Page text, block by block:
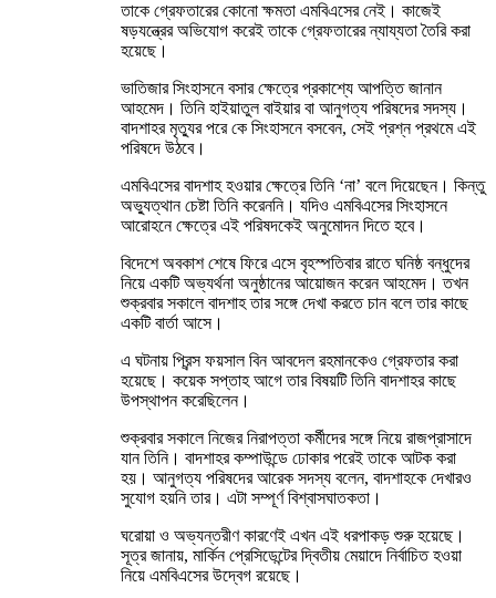
তাকে গ্রেফতারের কোনো ক্ষমতা এমবিএসের নেই। কাজেই
ষড়যন্ত্রের অভিযোগ করেই তাকে গ্রেফতারের ন্যায্যতা তৈরি করা
হয়েছে।
ভাতিজার সিংহাসনে বসার ক্ষেত্রে প্রকাশ্যে আপত্তি জানান
আহমেদ। তিনি হাইয়াতুল বাইয়ার বা আনুগত্য পরিষদের সদস্য।
বাদশাহর মৃত্যুর পরে কে সিংহাসনে বসবেন, সেই প্রশ্ন প্রথমে এই
পরিষদে উঠবে।
এমবিএসের বাদশাহ হওয়ার ক্ষেত্রে তিনি ‘না’ বলে দিয়েছেন। কিন্তু
অভ্যুত্থান চেষ্টা তিনি করেননি। যদিও এমবিএসের সিংহাসনে
আরোহনে ক্ষেত্রে এই পরিষদকেই অনুমোদন দিতে হবে।
বিদেশে অবকাশ শেষে ফিরে এসে বৃহস্পতিবার রাতে ঘনিষ্ঠ বন্ধুদের
নিয়ে একটি অভ্যর্থনা অনুষ্ঠানের আয়োজন করেন আহমেদ। তখন
শুক্রবার সকালে বাদশাহ তার সঙ্গে দেখা করতে চান বলে তার কাছে
একটি বার্তা আসে।
এ ঘটনায় প্রিন্স ফয়সাল বিন আবদেল রহমানকেও গ্রেফতার করা
হয়েছে। কয়েক সপ্তাহ আগে তার বিষয়টি তিনি বাদশাহর কাছে
উপস্থাপন করেছিলেন।
শুক্রবার সকালে নিজের নিরাপত্তা কর্মীদের সঙ্গে নিয়ে রাজপ্রাসাদে
যান তিনি। বাদশাহর কম্পাউন্ডে ঢোকার পরেই তাকে আটক করা
হয়। আনুগত্য পরিষদের আরেক সদস্য বলেন, বাদশাহকে দেখারও
সুযোগ হয়নি তার। এটা সম্পূর্ণ বিশ্বাসঘাতকতা।
ঘরোয়া ও অভ্যন্তরীণ কারণেই এখন এই ধরপাকড় শুরু হয়েছে।
সূত্র জানায়, মার্কিন প্রেসিডেন্টের দ্বিতীয় মেয়াদে নির্বাচিত হওয়া
নিয়ে এমবিএসের উদ্বেগ রয়েছে।